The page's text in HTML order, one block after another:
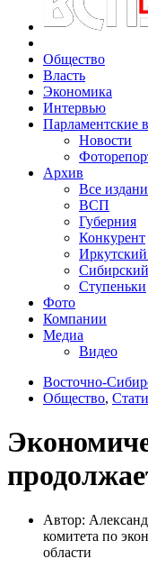
Общество
Власть
Экономика
Интервью
Парламентские
Новости
Архив
Все
ВСП
Губерния
Конкурент
Ступеньки
Фото
Компании
Медиа
Видео
Восточно-
Общество,
Автор:
комитета по
области